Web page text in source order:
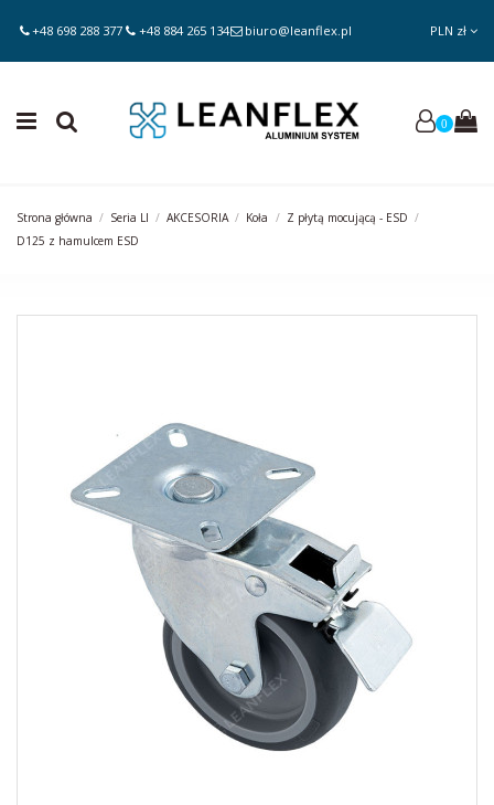
+48 698 288 377 +48 884 265 134 biuro@leanflex.pl PLN zł
0
Strona główna Seria LI AKCESORIA Koła
Z płytą mocującą - ESD
D125 z hamulcem ESD